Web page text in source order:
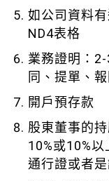
如公司資料
ND4表格
業務證明：
同、提單、
開戶預存款
股東董事的
10%或10%
通行證或者